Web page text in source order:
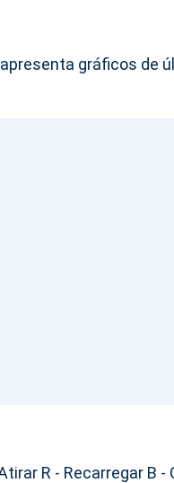
gráficos de
R - Recarregar B